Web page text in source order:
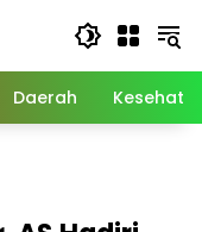
Daerah